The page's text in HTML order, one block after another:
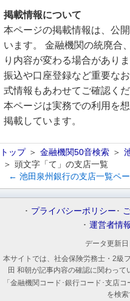
掲載情報について
本ページの掲載情報は、公
います。 金融機関の統廃合
り内容が変わる場合がありま
振込や口座登録など重要な
式情報もあわせてご確認くだ
本ページは実務での利用を
掲載しています。
トップ 金融機関50音検索
頭文字「て」の支店一覧
← 池田泉州銀行の支店一覧ペ
プライバシーポリシー
運営者情
データ更新日
本サイトでは、社会保険労務士・2級
田 和朝が記事内容の確認に関わって
「金融機関コード･銀行コード･支店
を検索